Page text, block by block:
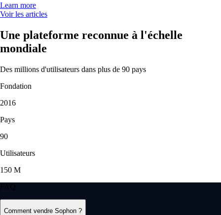
Learn more
Voir les articles
Une plateforme reconnue à l'échelle
mondiale
Des millions d'utilisateurs dans plus de 90 pays
Fondation
2016
Pays
90
Utilisateurs
150 M
FAQ
Comment vendre Sophon ?